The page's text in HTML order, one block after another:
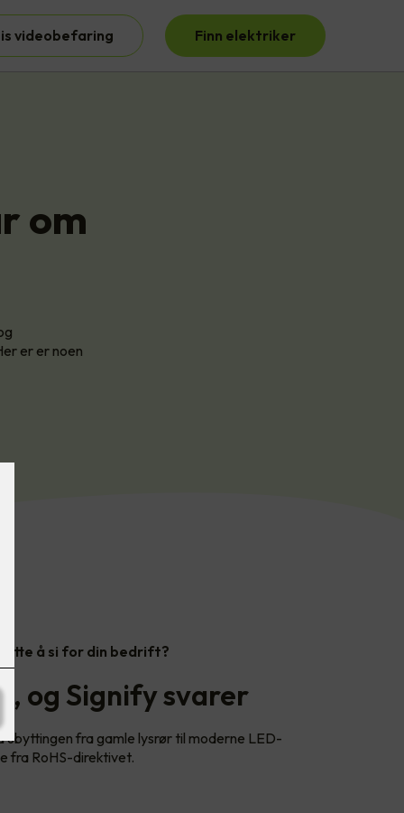
videobefaring Finn elektriker
om
er er noen
å si for din bedrift?
og Signify svarer
fra gamle lysrør til moderne LED-
fra RoHS-direktivet.